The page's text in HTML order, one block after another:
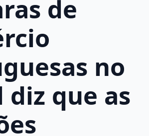
de
no
diz que as